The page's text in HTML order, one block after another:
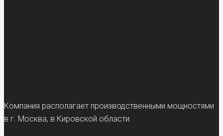
Компания располагает производственными мощностями
в г. Москва, в Кировской области.